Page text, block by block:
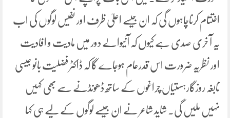
اختتام کرناچاہوں گی کہ ان جیسے اعلیٰ ظرف اور نفیس لوگوں کی اب
یہ آ خری صدی ہے کیوں کہ آنیوالے دور میں مادیت و افادیت
اور نظریہ ضرورت اس قدرعام ہوجاے گا کہ ڈاکٹر فضلیت بانو جیسی
نابغہ روزگارہستیاں چراغوں کے ساتھ ڈھونڈنے سے بھی کہیں
نہیں ملیں گی۔ شاید شاعر نے ان جیسے لوگوں کے لیے ہی کہا